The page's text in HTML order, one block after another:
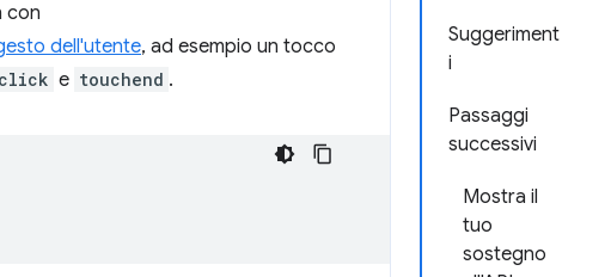
Suggeriment
i
Passaggi
successivi
Mostra il
tuo
sostegno
con
dell'utente, ad esempio un tocco
click e touchend .